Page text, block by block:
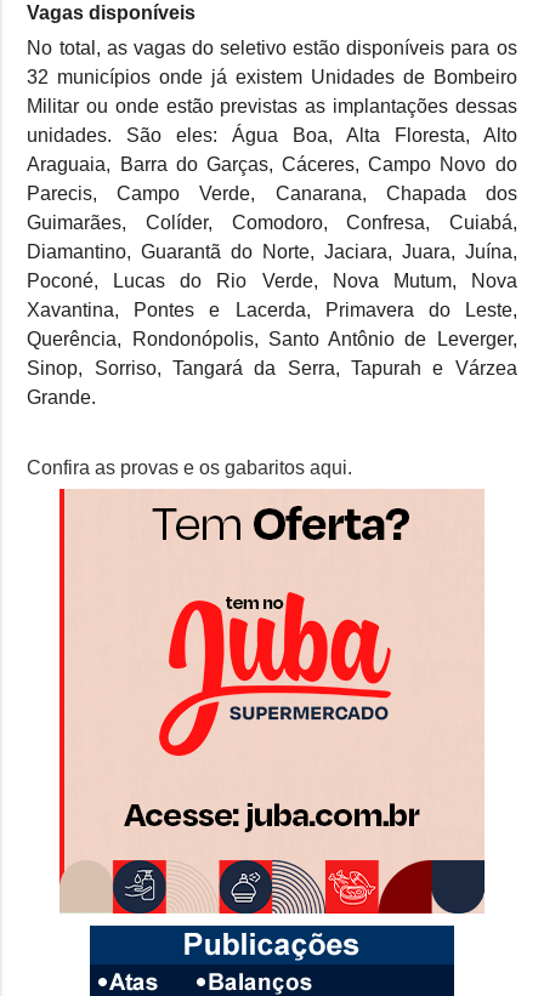
Vagas disponíveis
No total, as vagas do seletivo estão disponíveis para os
32 municípios onde já existem Unidades de Bombeiro
Militar ou onde estão previstas as implantações dessas
unidades. São eles: Água Boa, Alta Floresta, Alto
Araguaia, Barra do Garças, Cáceres, Campo Novo do
Parecis, Campo Verde, Canarana, Chapada dos
Guimarães, Colíder, Comodoro, Confresa, Cuiabá,
Diamantino, Guarantã do Norte, Jaciara, Juara, Juína,
Poconé, Lucas do Rio Verde, Nova Mutum, Nova
Xavantina, Pontes e Lacerda, Primavera do Leste,
Querência, Rondonópolis, Santo Antônio de Leverger,
Sinop, Sorriso, Tangará da Serra, Tapurah e Várzea
Grande.
Confira as provas e os gabaritos aqui.